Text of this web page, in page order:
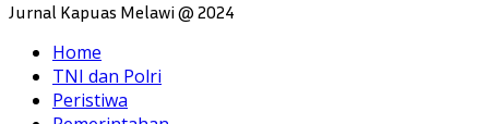
Jurnal Kapuas Melawi @ 2024
Home
TNI dan Polri
Peristiwa